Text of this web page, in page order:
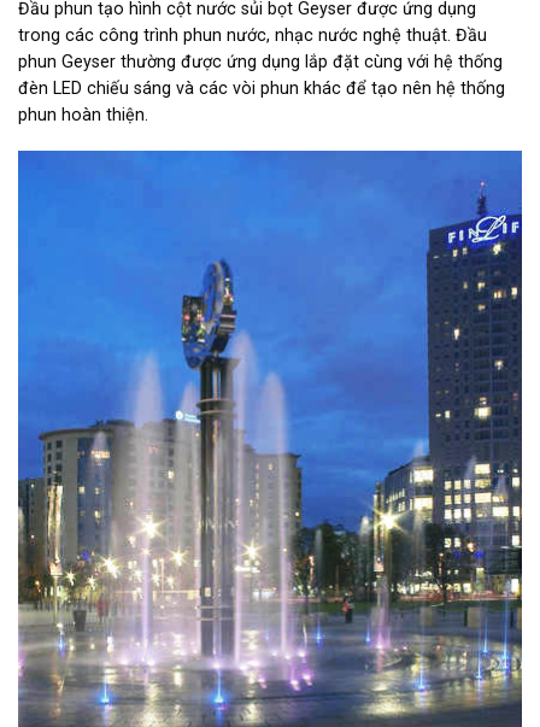
Đầu phun tạo hình cột nước sủi bọt Geyser được ứng dụng
trong các công trình phun nước, nhạc nước nghệ thuật. Đầu
phun Geyser thường được ứng dụng lắp đặt cùng với hệ thống
đèn LED chiếu sáng và các vòi phun khác để tạo nên hệ thống
phun hoàn thiện.